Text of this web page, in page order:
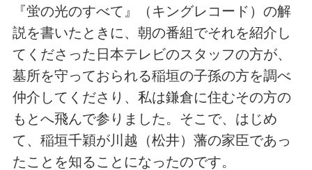
『蛍の光のすべて』（キングレコード）の解
説を書いたときに、朝の番組でそれを紹介し
てくださった日本テレビのスタッフの方が、
墓所を守っておられる稲垣の子孫の方を調べ
仲介してくださり、私は鎌倉に住むその方の
もとへ飛んで参りました。そこで、はじめ
て、稲垣千穎が川越（松井）藩の家臣であっ
たことを知ることになったのです。